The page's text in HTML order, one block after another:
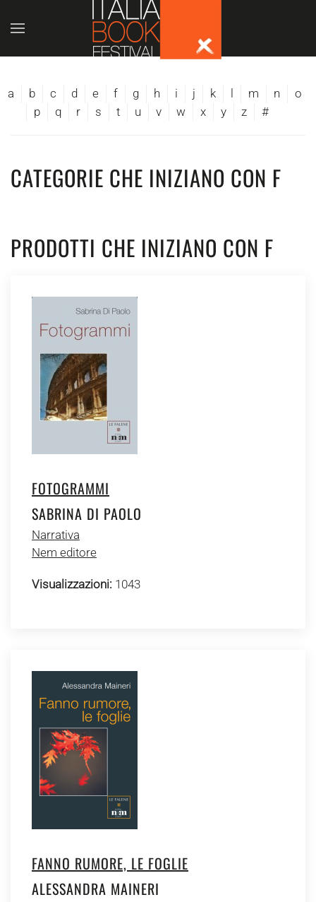
Skip to main content
a b c d e f g h i j k m n
o
p
q r s t u v w x y z #
CATEGORIE CHE INIZIANO CON F
PRODOTTI CHE INIZIANO CON F
FOTOGRAMMI
SABRINA DI PAOLO
Narrativa
Nem editore
Visualizzazioni: 1043
FANNO RUMORE, LE FOGLIE
ALESSANDRA MAINERI